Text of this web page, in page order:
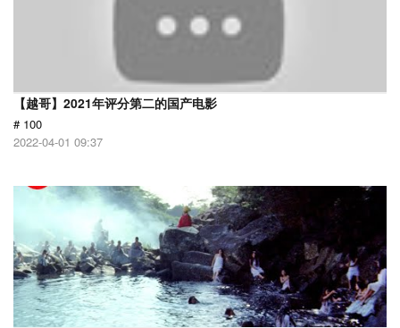
【越哥】2021年评分第二的国产电影
# 100
2022-04-01 09:37